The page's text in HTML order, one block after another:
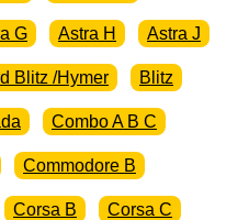
G Astra H Astra J
Blitz /Hymer Blitz
Combo A B C
Commodore B
Corsa B Corsa C